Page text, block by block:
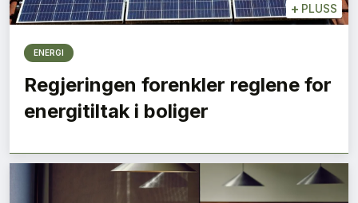
+ PLUSS
ENERGI
Regjeringen forenkler reglene for
energitiltak i boliger